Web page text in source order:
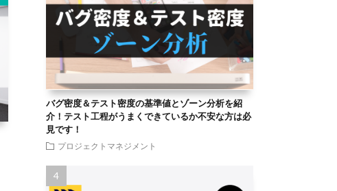
バグ密度＆テスト密度の基準値とゾーン分析を紹
介！テスト工程がうまくできているか不安な方は必
見です！
プロジェクトマネジメント